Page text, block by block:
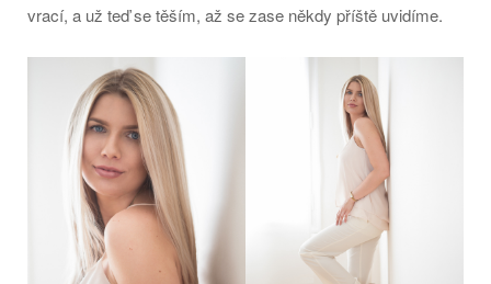
vrací, a už teď se těším, až se zase někdy příště uvidíme.